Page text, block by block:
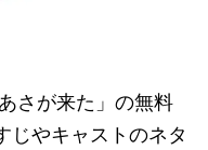
さが来た」の無料
じやキャストのネタ